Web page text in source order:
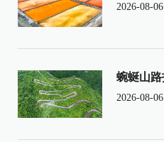
2026-08-
蜿蜒山
2026-08-